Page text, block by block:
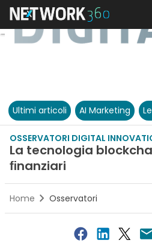
Ultimi articoli AI Marketing
OSSERVATORI DIGITAL
La tecnologia
ﬁnanziari
Home Osservatori